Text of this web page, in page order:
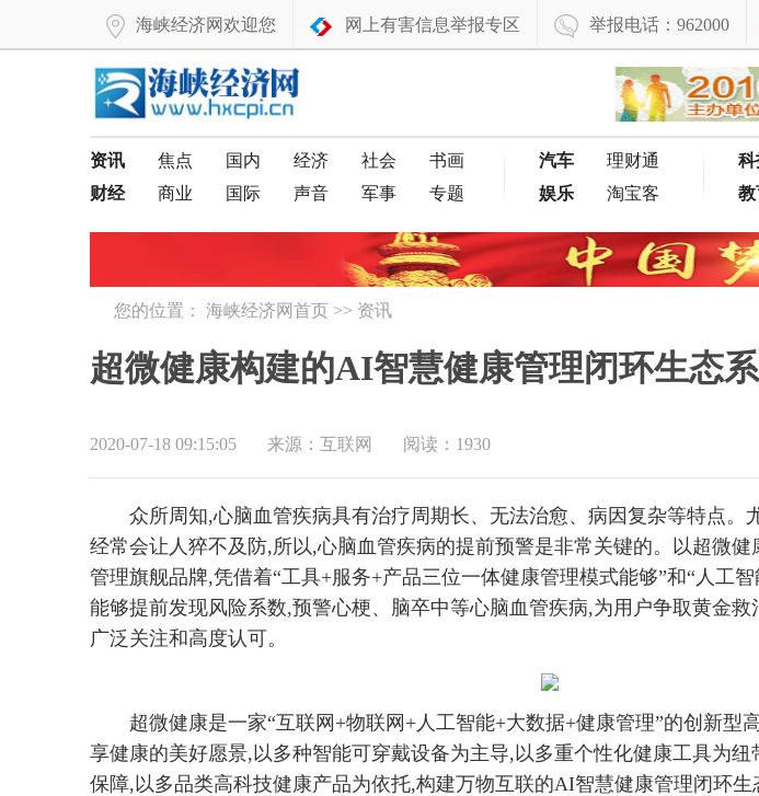
海峡经济网欢迎您 网上有害信息举报专区 举报电话：962000
资讯 焦点 国内 经济 社会
书画
财经
商业 国际 声音 军事 专题
汽车
理财通
娱乐
淘宝客
科
教
您的位置： 海峡经济网首页 >> 资讯
超微健康构建的AI智慧健康管理闭环生态
2020-07-18 09:15:05 来源：互联网 阅读：1930
众所周知,心脑血管疾病具有治疗周期长、无法治愈、病因复杂等特点。
经常会让人猝不及防,所以,心脑血管疾病的提前预警是非常关键的。以超微
管理旗舰品牌,凭借着“工具+服务+产品三位一体健康管理模式能够”和“人工
能够提前发现风险系数,预警心梗、脑卒中等心脑血管疾病,为用户争取黄金
广泛关注和高度认可。
超微健康是一家“互联网+物联网+人工智能+大数据+健康管理”的创新型
享健康的美好愿景,以多种智能可穿戴设备为主导,以多重个性化健康工具为
保障,以多品类高科技健康产品为依托,构建万物互联的AI智慧健康管理闭环生